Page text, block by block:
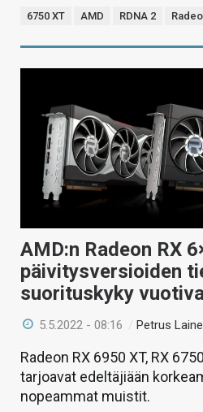
6750 XT AMD RDNA 2
AMD:n Radeon RX
päivitysversioiden
suorituskyky
5.5.2022 - 08:16 /Petrus Laine
Radeon RX 6950 XT, RX
tarjoavat edeltäjiään
nopeammat muistit.